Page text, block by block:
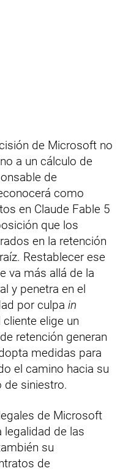
de Microsoft no
a un cálculo de
de
como
en Claude Fable 5
que los
en la retención
Restablecer ese
va más allá de la
y penetra en el
por culpa in
cliente elige un
retención generan
medidas para
el camino hacia su
de siniestro.
de Microsoft
legalidad de las
su
de